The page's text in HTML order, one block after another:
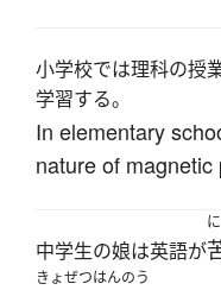
小学校では理科の授
学習する。
In elementary
nature of
中学生の娘は英語が
きょぜつはんのう